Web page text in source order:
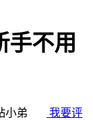
手不用
小弟
我要评